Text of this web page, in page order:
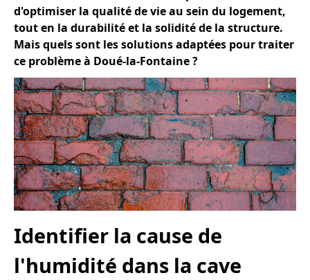
d'optimiser la qualité de vie au sein du logement,
tout en la durabilité et la solidité de la structure.
Mais quels sont les solutions adaptées pour traiter
ce problème à Doué-la-Fontaine ?
Identifier la cause de
l'humidité dans la cave